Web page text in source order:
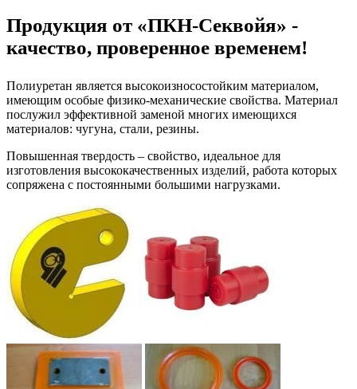
Продукция от «ПКН-Секвойя» -
качество, проверенное временем!
Полиуретан является высокоизносостойким материалом,
имеющим особые физико-механические свойства. Материал
послужил эффективной заменой многих имеющихся
материалов: чугуна, стали, резины.
Повышенная твердость – свойство, идеальное для
изготовления высококачественных изделий, работа которых
сопряжена с постоянными большими нагрузками.